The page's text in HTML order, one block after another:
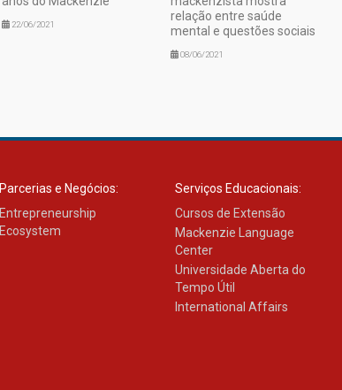
22/06/2021
relação entre saúde
mental e questões sociais
08/06/2021
Parcerias e Negócios:
Entrepreneurship
Ecosystem
Serviços Educacionais:
Cursos de Extensão
Mackenzie Language
Center
Universidade Aberta do
Tempo Útil
International Affairs